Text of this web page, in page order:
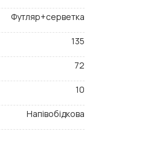
Футляр+серветка
135
72
10
Напівобідкова